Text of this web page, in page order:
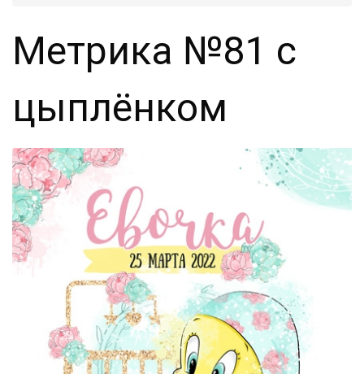
Метрика №81 с
цыплёнком